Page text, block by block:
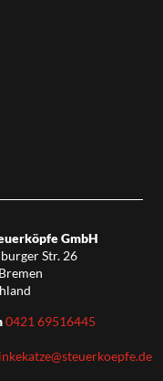
GmbH
Str. 26
0421 69516445